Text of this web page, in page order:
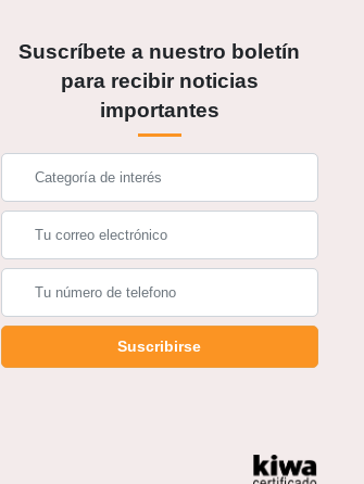
Suscríbete a nuestro boletín
para recibir noticias
importantes
Suscribirse